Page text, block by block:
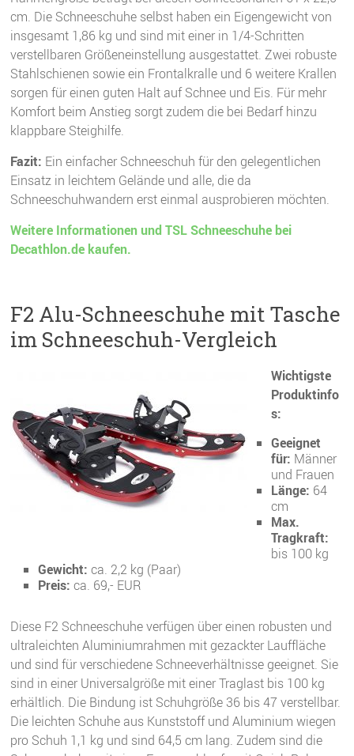
cm. Die Schneeschuhe selbst haben ein Eigengewicht von
insgesamt 1,86 kg und sind mit einer in 1/4-Schritten
verstellbaren Größeneinstellung ausgestattet. Zwei robuste
Stahlschienen sowie ein Frontalkralle und 6 weitere Krallen
sorgen für einen guten Halt auf Schnee und Eis. Für mehr
Komfort beim Anstieg sorgt zudem die bei Bedarf hinzu
klappbare Steighilfe.
Fazit: Ein einfacher Schneeschuh für den gelegentlichen
Einsatz in leichtem Gelände und alle, die da
Schneeschuhwandern erst einmal ausprobieren möchten.
Weitere Informationen und TSL Schneeschuhe bei
Decathlon.de kaufen.
F2 Alu-Schneeschuhe mit Tasche
im Schneeschuh-Vergleich
Wichtigste
Produktinfo
s:
Geeignet
für: Männer
und Frauen
Länge: 64
cm
Max.
Tragkraft:
bis 100 kg
Gewicht: ca. 2,2 kg (Paar)
Preis: ca. 69,- EUR
Diese F2 Schneeschuhe verfügen über einen robusten und
ultraleichten Aluminiumrahmen mit gezackter Lauffläche
und sind für verschiedene Schneeverhältnisse geeignet. Sie
sind in einer Universalgröße mit einer Traglast bis 100 kg
erhältlich. Die Bindung ist Schuhgröße 36 bis 47 verstellbar.
Die leichten Schuhe aus Kunststoff und Aluminium wiegen
pro Schuh 1,1 kg und sind 64,5 cm lang. Zudem sind die